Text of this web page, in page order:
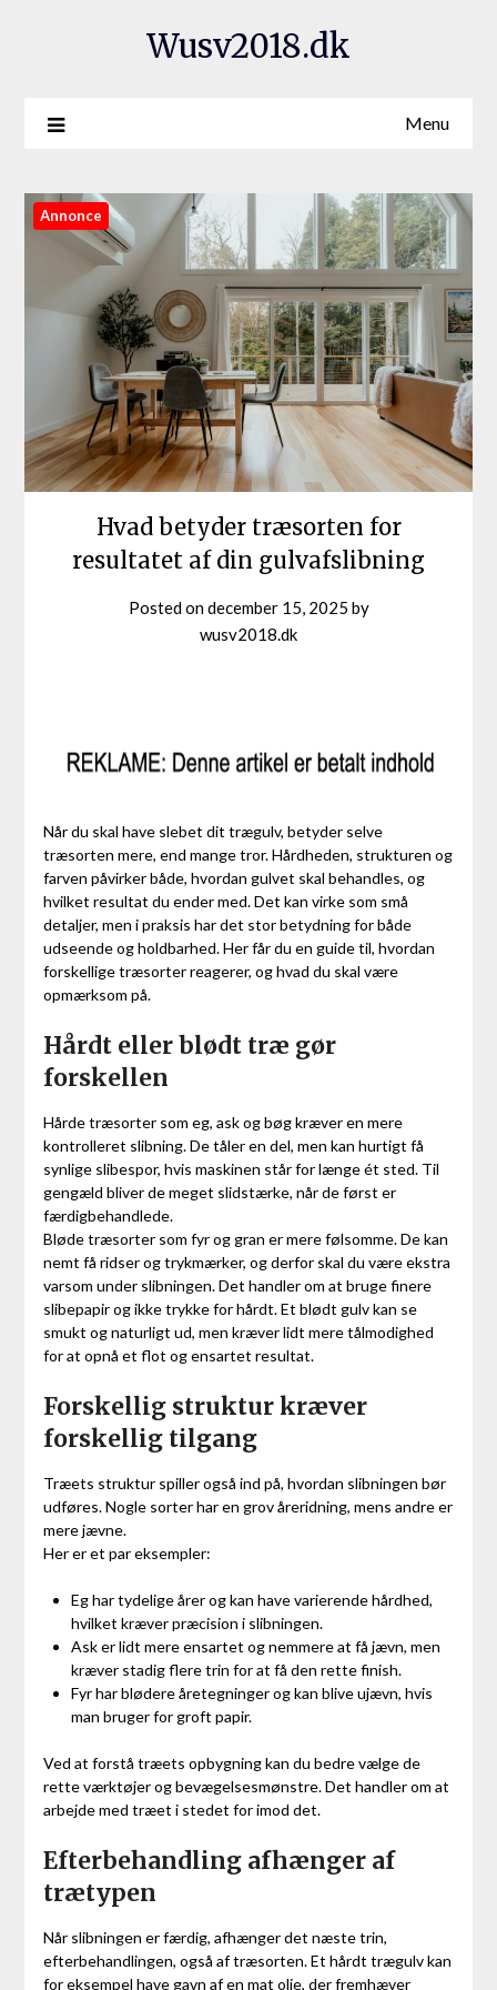
Wusv2018.dk
Menu
Annonce
Hvad betyder træsorten for
resultatet af din gulvafslibning
Posted ondecember 15, 2025 by
wusv2018.dk
Når du skal have slebet dit trægulv, betyder selve
træsorten mere, end mange tror. Hårdheden, strukturen og
farven påvirker både, hvordan gulvet skal behandles, og
hvilket resultat du ender med. Det kan virke som små
detaljer, men i praksis har det stor betydning for både
udseende og holdbarhed. Her får du en guide til, hvordan
forskellige træsorter reagerer, og hvad du skal være
opmærksom på.
Hårdt eller blødt træ gør
forskellen
Hårde træsorter som eg, ask og bøg kræver en mere
kontrolleret slibning. De tåler en del, men kan hurtigt få
synlige slibespor, hvis maskinen står for længe ét sted. Til
gengæld bliver de meget slidstærke, når de først er
færdigbehandlede.
Bløde træsorter som fyr og gran er mere følsomme. De kan
nemt få ridser og trykmærker, og derfor skal du være ekstra
varsom under slibningen. Det handler om at bruge finere
slibepapir og ikke trykke for hårdt. Et blødt gulv kan se
smukt og naturligt ud, men kræver lidt mere tålmodighed
for at opnå et flot og ensartet resultat.
Forskellig struktur kræver
forskellig tilgang
Træets struktur spiller også ind på, hvordan slibningen bør
udføres. Nogle sorter har en grov åreridning, mens andre er
mere jævne.
Her er et par eksempler:
Eg har tydelige årer og kan have varierende hårdhed,
hvilket kræver præcision i slibningen.
Ask er lidt mere ensartet og nemmere at få jævn, men
kræver stadig flere trin for at få den rette finish.
Fyr har blødere åretegninger og kan blive ujævn, hvis
man bruger for groft papir.
Ved at forstå træets opbygning kan du bedre vælge de
rette værktøjer og bevægelsesmønstre. Det handler om at
arbejde med træet i stedet for imod det.
Efterbehandling afhænger af
trætypen
Når slibningen er færdig, afhænger det næste trin,
efterbehandlingen, også af træsorten. Et hårdt trægulv kan
for eksempel have gavn af en mat olie, der fremhæver